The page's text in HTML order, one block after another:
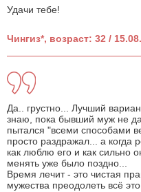
Удачи тебе!
Чингиз*, возраст: 32 /
Да.. грустно... Лучший
знаю, пока бывший муж не
пытался "всеми способами
просто раздражал... а когда
как люблю его и как сильно
менять уже было поздно...
Время лечит - это чистая
мужества преодолеть всё